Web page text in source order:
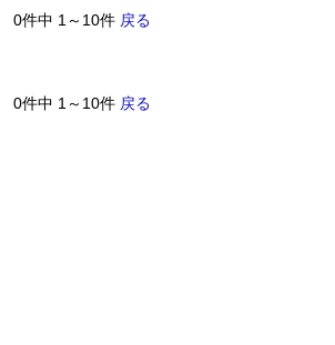
0件中 1～10件 戻る
0件中 1～10件 戻る